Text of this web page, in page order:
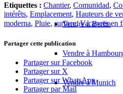
Vendre à Berlin
Vendre à
Vendre à Munich
Etiquettes : Chantier, Comunidad,
intérêts, Emplacement, Hauteurs de
moderna, Pluie, surface,Vacances en
Partager cette publication
Partager sur Facebook
Partager sur X
Partager sur WhatsApp
Partager par Mail